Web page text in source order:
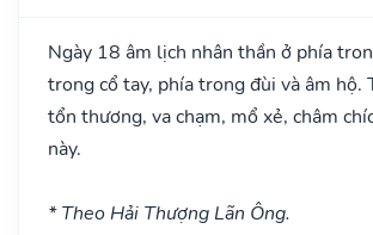
Ngày 18 âm lịch nhân thần ở phía
trong cổ tay, phía trong đùi và âm hộ.
tổn thương, va chạm, mổ xẻ, châm
này.
* Theo Hải Thượng Lãn Ông.